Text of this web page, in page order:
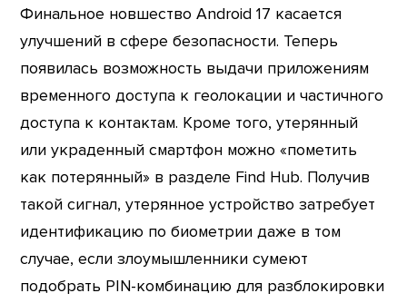
Финальное новшество Android 17 касается
улучшений в сфере безопасности. Теперь
появилась возможность выдачи приложениям
временного доступа к геолокации и частичного
доступа к контактам. Кроме того, утерянный
или украденный смартфон можно «пометить
как потерянный» в разделе Find Hub. Получив
такой сигнал, утерянное устройство затребует
идентификацию по биометрии даже в том
случае, если злоумышленники сумеют
подобрать PIN-комбинацию для разблокировки